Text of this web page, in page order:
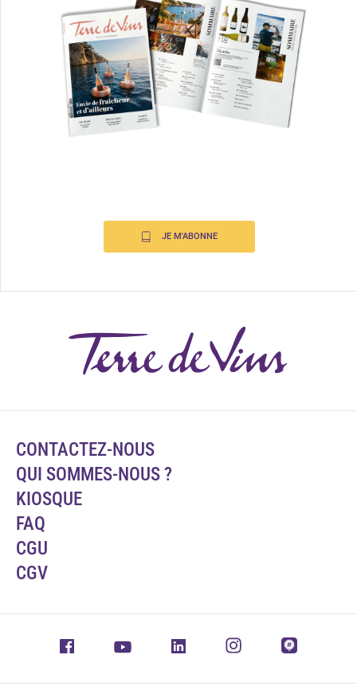
JE M'ABONNE
CONTACTEZ-NOUS
QUI SOMMES-NOUS ?
KIOSQUE
FAQ
CGU
CGV